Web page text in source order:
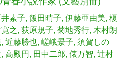
井素子 飯田晴子 伊藤亜由美 榎
之 荻原規子 菊地秀行 木村朗
近藤勝也 嵯峨景子 須賀しの
高殿円 田中二郎 俵万智 辻村